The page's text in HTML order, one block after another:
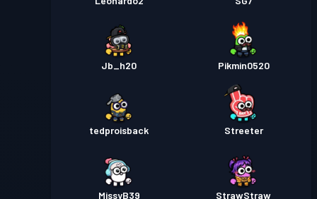
Jb_h20 Pikmin0520
tedproisback Streeter
MissyB39 StrawStraw